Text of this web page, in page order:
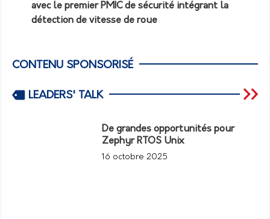
avec le premier PMIC de sécurité intégrant la
détection de vitesse de roue
CONTENU SPONSORISÉ
LEADERS' TALK
De grandes opportunités pour
Zephyr RTOS Unix
16 octobre 2025